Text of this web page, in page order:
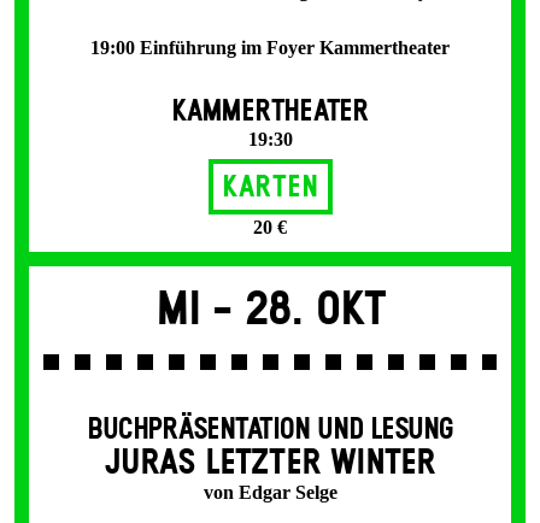
19:00 Einführung im Foyer Kammertheater
KAMMERTHEATER
19:30
Karten
20 €
Mi - 28. Okt
BUCHPRÄSENTATION UND LESUNG
JURAS LETZTER WINTER
von Edgar Selge